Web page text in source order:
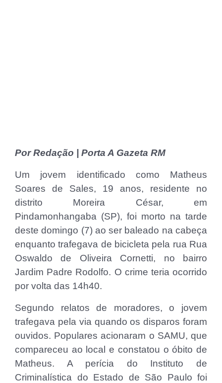
Por Redação | Porta A Gazeta RM
Um jovem identificado como Matheus
Soares de Sales, 19 anos, residente no
distrito Moreira César, em
Pindamonhangaba (SP), foi morto na tarde
deste domingo (7) ao ser baleado na cabeça
enquanto trafegava de bicicleta pela rua Rua
Oswaldo de Oliveira Cornetti, no bairro
Jardim Padre Rodolfo. O crime teria ocorrido
por volta das 14h40.
Segundo relatos de moradores, o jovem
trafegava pela via quando os disparos foram
ouvidos. Populares acionaram o SAMU, que
compareceu ao local e constatou o óbito de
Matheus. A perícia do Instituto de
Criminalística do Estado de São Paulo foi